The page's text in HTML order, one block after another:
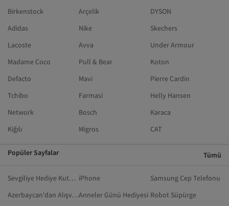
Birkenstock
Arçelik
DYSON
Adidas
Nike
Skechers
Lacoste
Avva
Under Armour
Madame Coco
Pull & Bear
Koton
Defacto
Mavi
Pierre Cardin
Tchibo
Farmasi
Helly Hansen
Network
Bosch
Karaca
Kiğılı
Migros CAT
Popüler Sayfalar Tümü
Sevgiliye Hediye Kutusu iPhone
Samsung Cep Telefonu
Azerbaycan'dan AlışverişAnneler Günü Hediyesi Robot Süpürge